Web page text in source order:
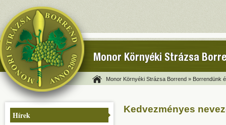
Monor Környéki Strázsa
Monor Környéki Strázsa Borrend » Borrendünk
Hírek
Kedvezményes